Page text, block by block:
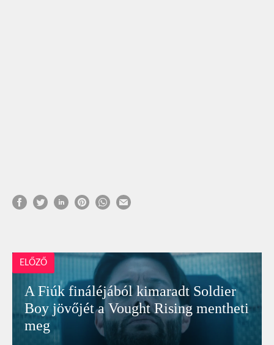
ELŐZŐ
A Fiúk fináléjából kimaradt Soldier
Boy jövőjét a Vought Rising mentheti
meg